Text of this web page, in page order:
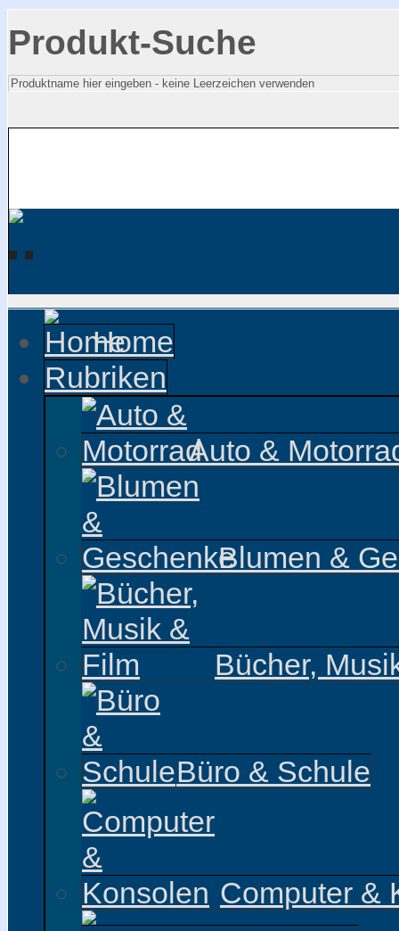
Produkt-Suche
Home
Rubriken
Auto &
Blumen &
Bücher,
Büro & Schule
Computer &